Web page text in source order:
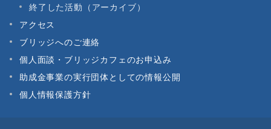
終了した活動（アーカイブ）
アクセス
ブリッジへのご連絡
個人面談・ブリッジカフェのお申込み
助成金事業の実行団体としての情報公開
個人情報保護方針